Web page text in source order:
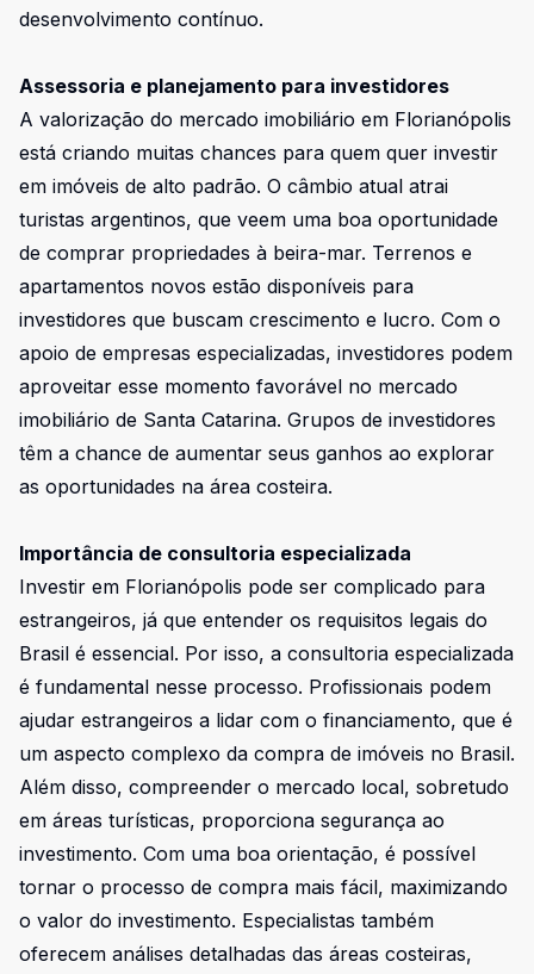
desenvolvimento contínuo.
Assessoria e planejamento para investidores
A valorização do mercado imobiliário em Florianópolis
está criando muitas chances para quem quer investir
em imóveis de alto padrão. O câmbio atual atrai
turistas argentinos, que veem uma boa oportunidade
de comprar propriedades à beira-mar. Terrenos e
apartamentos novos estão disponíveis para
investidores que buscam crescimento e lucro. Com o
apoio de empresas especializadas, investidores podem
aproveitar esse momento favorável no mercado
imobiliário de Santa Catarina. Grupos de investidores
têm a chance de aumentar seus ganhos ao explorar
as oportunidades na área costeira.
Importância de consultoria especializada
Investir em Florianópolis pode ser complicado para
estrangeiros, já que entender os requisitos legais do
Brasil é essencial. Por isso, a consultoria especializada
é fundamental nesse processo. Profissionais podem
ajudar estrangeiros a lidar com o financiamento, que é
um aspecto complexo da compra de imóveis no Brasil.
Além disso, compreender o mercado local, sobretudo
em áreas turísticas, proporciona segurança ao
investimento. Com uma boa orientação, é possível
tornar o processo de compra mais fácil, maximizando
o valor do investimento. Especialistas também
oferecem análises detalhadas das áreas costeiras,